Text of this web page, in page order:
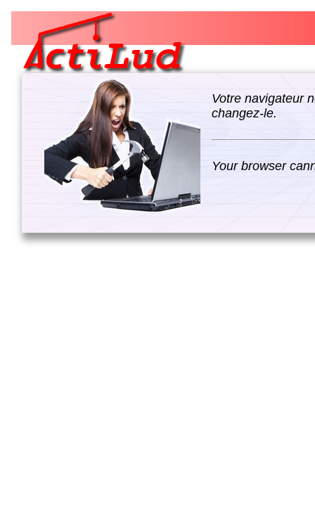
Votre navigateur
changez-le.
Your browser